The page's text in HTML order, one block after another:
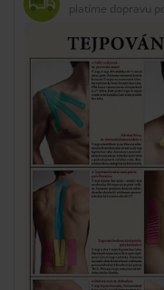
platíme dopravu